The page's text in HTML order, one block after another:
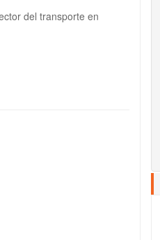
del transporte en